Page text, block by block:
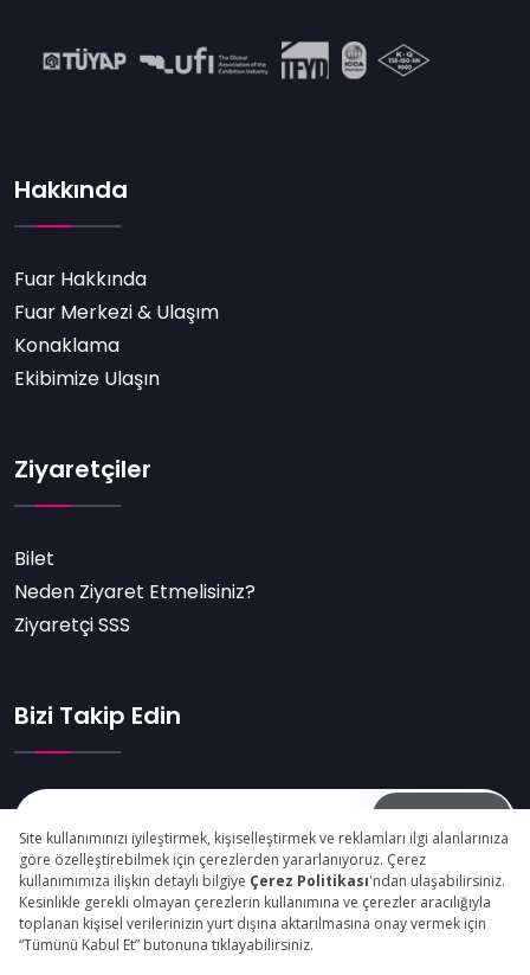
Hakkında
Fuar Hakkında
Fuar Merkezi & Ulaşım
Konaklama
Ekibimize Ulaşın
Ziyaretçiler
Bilet
Neden Ziyaret Etmelisiniz?
Ziyaretçi SSS
Bizi Takip Edin